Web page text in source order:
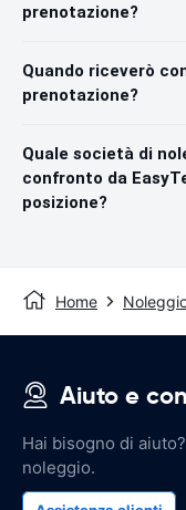
prenotazione?
Quando riceverò
prenotazione?
Quale società di
confronto da
posizione?
Home
Aiuto e
Hai bisogno di
noleggio.